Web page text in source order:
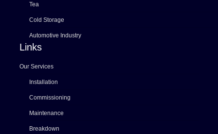
Tea
Cold Storage
Automotive Industry
Links
Our Services
Installation
Commissioning
Maintenance
Breakdown